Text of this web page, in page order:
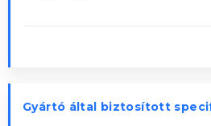
Gyártó által biztosított